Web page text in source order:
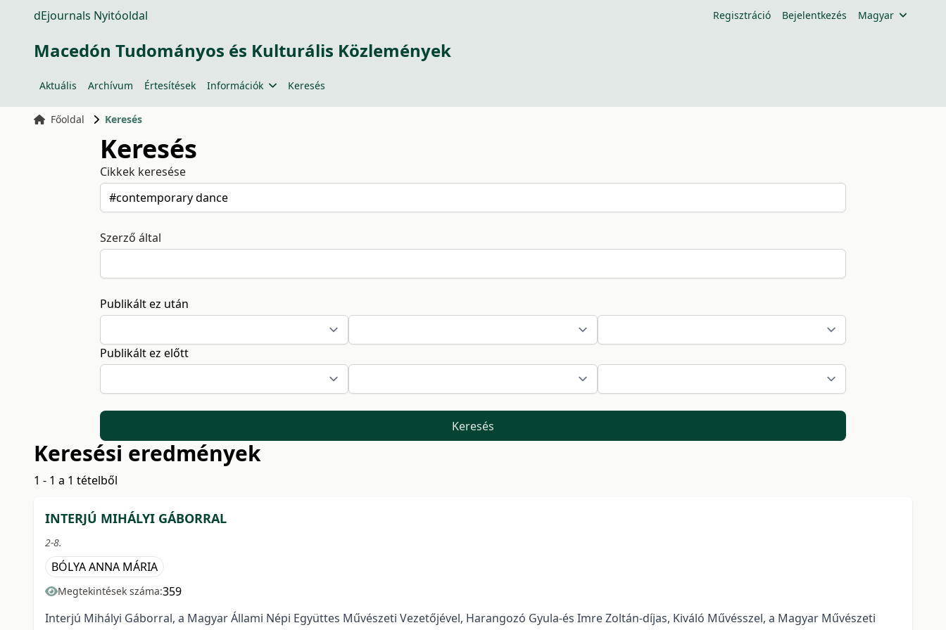
dEjournals Nyitóoldal Regisztráció Bejelentkezés Magyar
Macedón Tudományos és Kulturális Közlemények
Aktuális Archívum Értesítések Információk Keresés
Főoldal Keresés
Keresés
Cikkek keresése
Szerző által
Publikált ez után
Publikált ez előtt
Keresés
Keresési eredmények
1 - 1 a 1 tételből
INTERJÚ MIHÁLYI GÁBORRAL
2-8.
BÓLYA ANNA MÁRIA
Megtekintések száma:359
Interjú Mihályi Gáborral, a Magyar Állami Népi Együttes Művészeti Vezetőjével, Harangozó Gyula-és Imre Zoltán-díjas, Kiváló Művésszel, a Magyar Művészeti